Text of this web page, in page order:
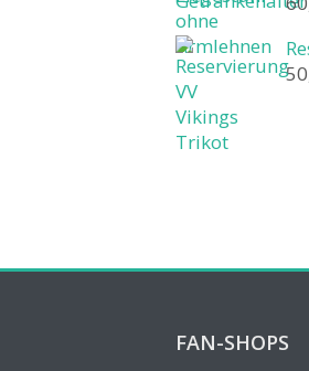
FAN-SHOPS